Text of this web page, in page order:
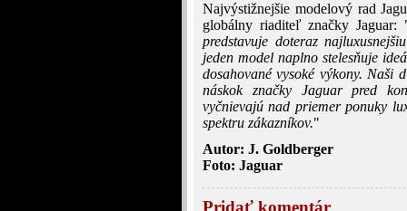
Najvýstižnejšie modelový rad
globálny riaditeľ značky Jaguar:
predstavuje doteraz
jeden model naplno stelesňuje
dosahované vysoké výkony. Naši
náskok značky Jaguar pred
vyčnievajú nad priemer ponuky
spektru zákazníkov."
Autor: J. Goldberger
Foto: Jaguar
Pridať komentár